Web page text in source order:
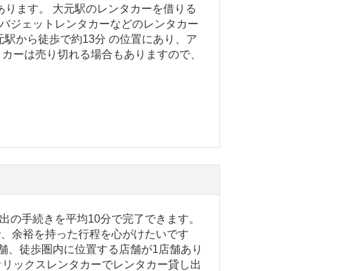
ます。 大元駅のレンタカーを借りる
ジェットレンタカーなどのレンタカー
から徒歩で約13分 の位置にあり、ア
ーは売り切れる場合もありますので、
の手続きを平均10分で完了できます。
余裕を持った行程を心がけたいです
、徒歩圏内に位置する店舗が1店舗あり
ックスレンタカーでレンタカー貸し出